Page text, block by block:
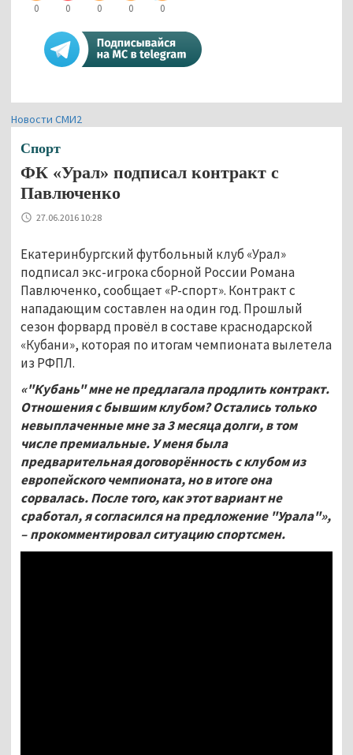
0 0 0 0 0
Новости СМИ2
Спорт
ФК «Урал» подписал контракт с
Павлюченко
27.06.2016 10:28
Екатеринбургский футбольный клуб «Урал»
подписал экс-игрока сборной России Романа
Павлюченко, сообщает «Р-спорт». Контракт с
нападающим составлен на один год. Прошлый
сезон форвард провёл в составе краснодарской
«Кубани», которая по итогам чемпионата вылетела
из РФПЛ.
«"Кубань" мне не предлагала продлить контракт.
Отношения с бывшим клубом? Остались только
невыплаченные мне за 3 месяца долги, в том
числе премиальные. У меня была
предварительная договорённость с клубом из
европейского чемпионата, но в итоге она
сорвалась. После того, как этот вариант не
сработал, я согласился на предложение "Урала"»,
– прокомментировал ситуацию спортсмен.